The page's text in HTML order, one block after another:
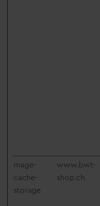
mage-
cache-
storage
www.bwt-
shop.ch